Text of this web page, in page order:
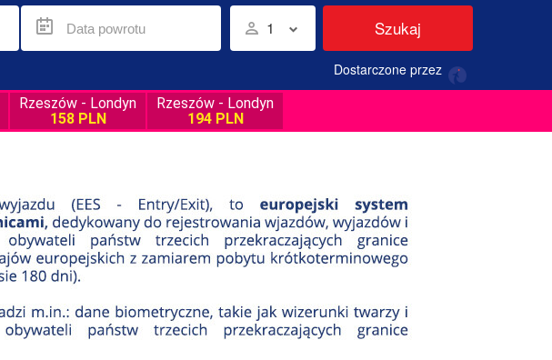
1 Szukaj
Dostarczone przez
Rzeszów - Londyn
158 PLN
Rzeszów - Londyn
194 PLN